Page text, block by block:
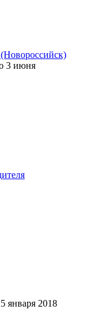
3 июня
января 2018